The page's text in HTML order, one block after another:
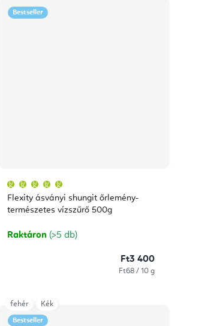
Bestseller
Flexity ásványi shungit őrlemény-
természetes vízszűrő 500g
átlagos
értékelése
5-
csillag.
Raktáron (>5 db)
Ft3 400
Egységár:
Ft68 / 10 g
Bestseller
fehér Kék